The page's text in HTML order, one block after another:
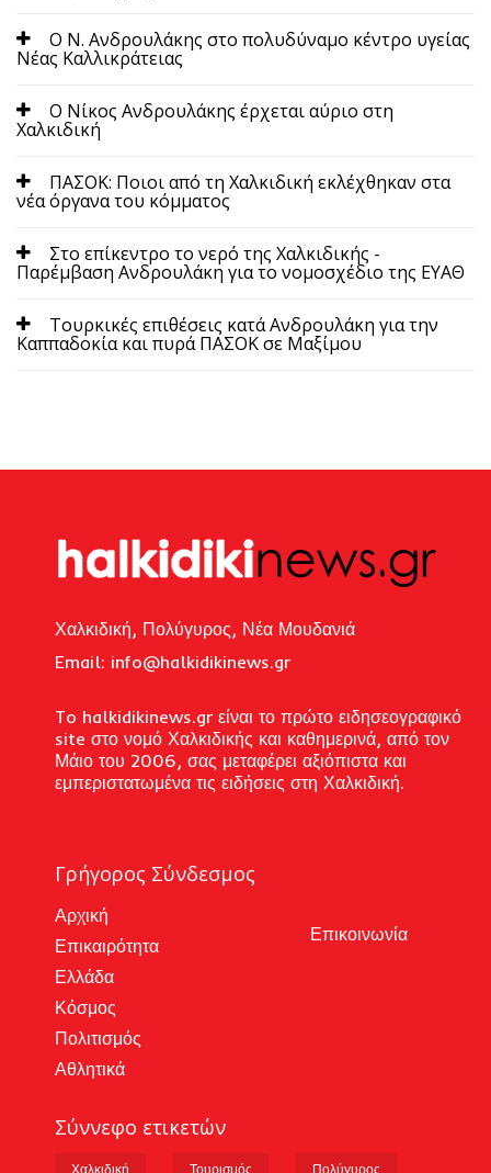
Ο Ν. Ανδρουλάκης στο πολυδύναμο κέντρο υγείας
Νέας Καλλικράτειας
Ο Νίκος Ανδρουλάκης έρχεται αύριο στη
Χαλκιδική
ΠΑΣΟΚ: Ποιοι από τη Χαλκιδική εκλέχθηκαν στα
νέα όργανα του κόμματος
Στο επίκεντρο το νερό της Χαλκιδικής -
Παρέμβαση Ανδρουλάκη για το νομοσχέδιο της ΕΥΑΘ
Τουρκικές επιθέσεις κατά Ανδρουλάκη για την
Καππαδοκία και πυρά ΠΑΣΟΚ σε Μαξίμου
Χαλκιδική, Πολύγυρος, Νέα Μουδανιά
Email: info@halkidikinews.gr
To halkidikinews.gr είναι το πρώτο ειδησεογραφικό
site στο νομό Χαλκιδικής και καθημερινά, από τον
Μάιο του 2006, σας μεταφέρει αξιόπιστα και
εμπεριστατωμένα τις ειδήσεις στη Χαλκιδική.
Γρήγορος Σύνδεσμος
Αρχική
Επικαιρότητα
Ελλάδα
Κόσμος
Πολιτισμός
Αθλητικά
Επικοινωνία
Σύννεφο ετικετών
Χαλκιδική Τουρισμός Πολύγυρος